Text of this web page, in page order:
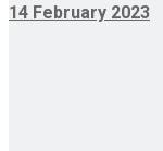
14 February 2023